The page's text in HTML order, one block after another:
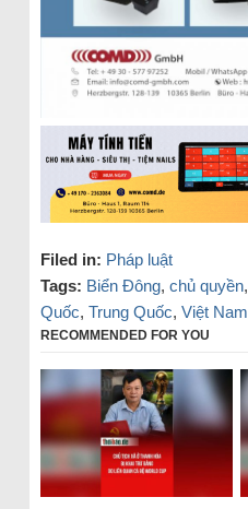
Filed in: Pháp luật
Tags: Biển Đông, chủ quyền,
Quốc, Trung Quốc, Việt Nam
RECOMMENDED FOR YOU